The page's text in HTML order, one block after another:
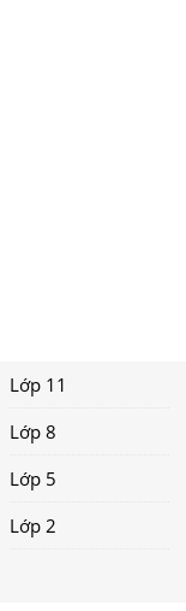
Lớp 11
Lớp 8
Lớp 5
Lớp 2